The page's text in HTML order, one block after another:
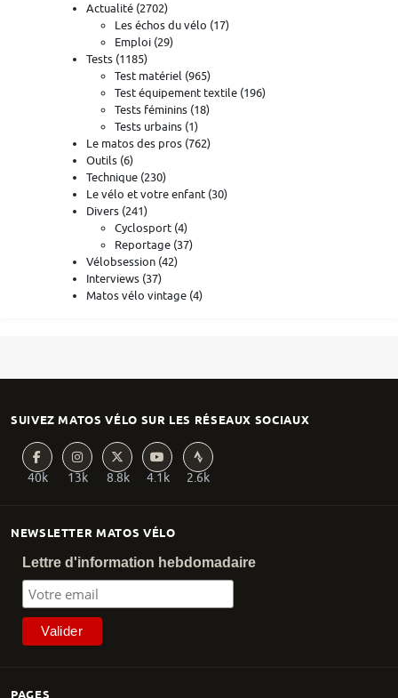
Actualité (2702)
Les échos du vélo (17)
Emploi (29)
Tests (1185)
Test matériel (965)
Test équipement textile (196)
Tests féminins (18)
Tests urbains (1)
Le matos des pros (762)
Outils (6)
Technique (230)
Le vélo et votre enfant (30)
Divers (241)
Cyclosport (4)
Reportage (37)
Vélobsession (42)
Interviews (37)
Matos vélo vintage (4)
NEWSLETTER MATOS VÉLO
Lettre d'information hebdomadaire
SUIVEZ MATOS VÉLO SUR LES RÉSEAUX SOCIAUX
40k 13k 8.8k 4.1k 2.6k